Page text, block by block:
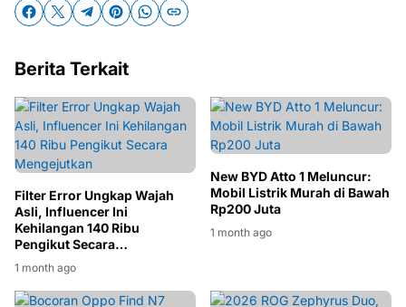
Berita Terkait
Filter Error Ungkap Wajah
Asli, Influencer Ini
Kehilangan 140 Ribu
Pengikut Secara
Mengejutkan
1 month ago
New BYD Atto 1 Meluncur:
Mobil Listrik Murah di Bawah
Rp200 Juta
1 month ago